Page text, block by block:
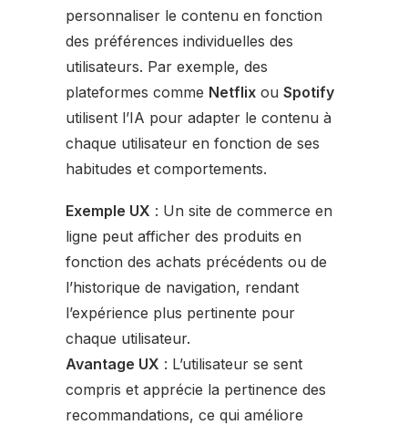
personnaliser le contenu en fonction
des préférences individuelles des
utilisateurs. Par exemple, des
plateformes comme Netflix ou Spotify
utilisent l’IA pour adapter le contenu à
chaque utilisateur en fonction de ses
habitudes et comportements.
Exemple UX : Un site de commerce en
ligne peut afficher des produits en
fonction des achats précédents ou de
l’historique de navigation, rendant
l’expérience plus pertinente pour
chaque utilisateur.
Avantage UX : L’utilisateur se sent
compris et apprécie la pertinence des
recommandations, ce qui améliore